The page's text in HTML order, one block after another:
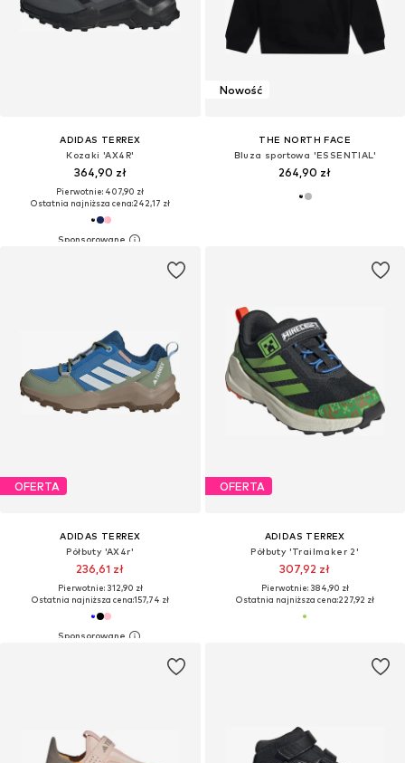
ADIDAS TERREX
Kozaki 'AX4R'
364,90 zł
Pierwotnie: 407,90 zł
Ostatnia najniższa cena:242,17 zł
Nowość
THE NORTH FACE
Bluza sportowa 'ESSENTIAL'
264,90 zł
OFERTA
ADIDAS TERREX
Półbuty 'AX4r'
236,61 zł
Pierwotnie: 312,90 zł
Ostatnia najniższa cena:157,74 zł
OFERTA
ADIDAS TERREX
Półbuty 'Trailmaker 2'
307,92 zł
Pierwotnie: 384,90 zł
Ostatnia najniższa cena:227,92 zł